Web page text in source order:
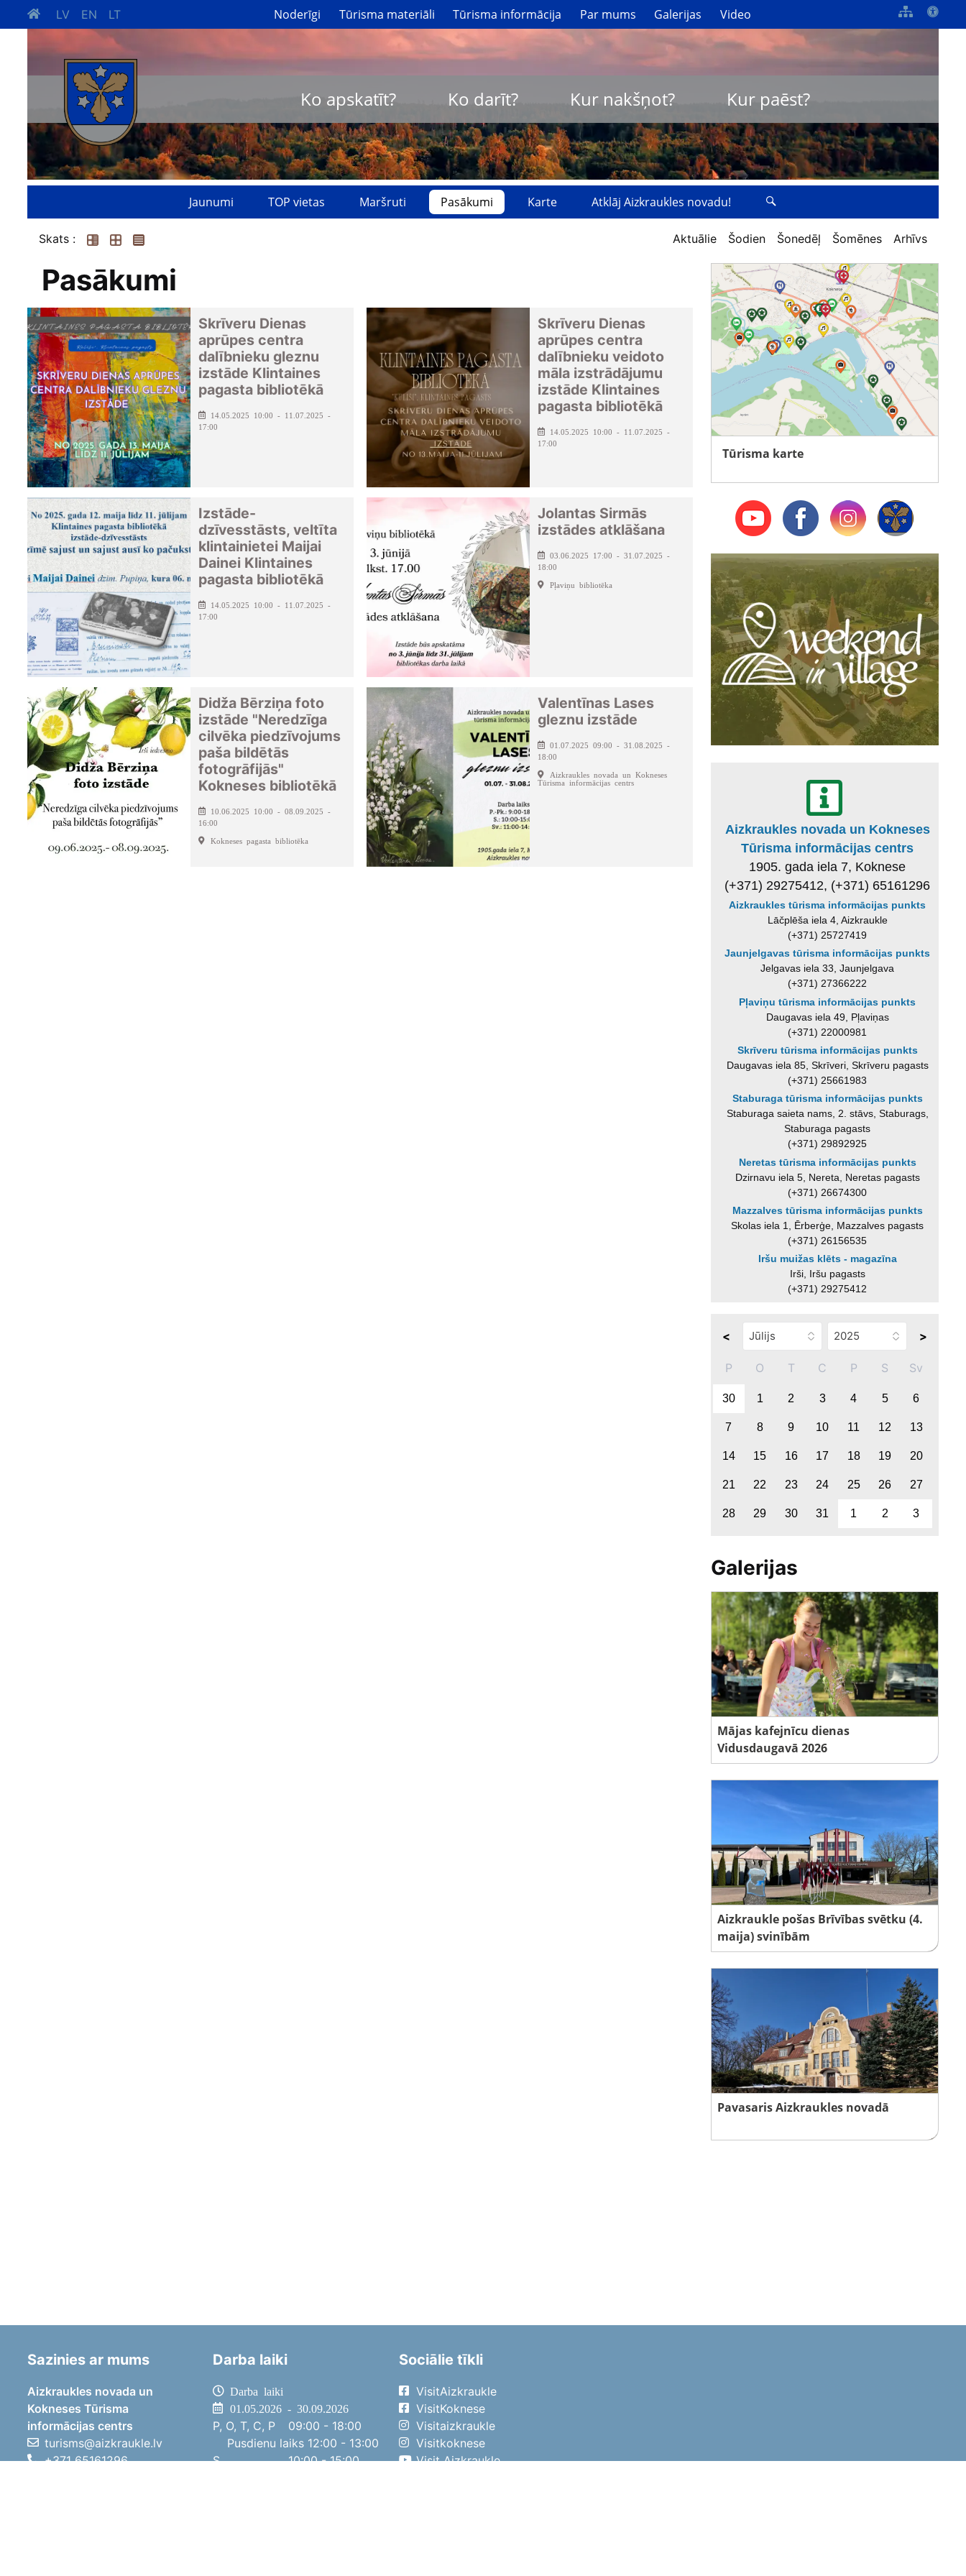
LV EN LT Noderīgi Tūrisma materiāli Tūrisma informācija Par mums Galerijas Video
Ko apskatīt? Ko darīt? Kur nakšņot? Kur paēst?
Jaunumi TOP vietas Maršruti Pasākumi Karte Atklāj Aizkraukles novadu!
Skats : Aktuālie Šodien Šonedēļ Šomēnes Arhīvs
Pasākumi
Skrīveru Dienas
aprūpes centra
dalībnieku gleznu
izstāde Klintaines
pagasta bibliotēkā
14.05.2025 10:00 - 11.07.2025 -
17:00
Skrīveru Dienas
aprūpes centra
dalībnieku veidoto
māla izstrādājumu
izstāde Klintaines
pagasta bibliotēkā
14.05.2025 10:00 - 11.07.2025 -
17:00
Izstāde-
dzīvesstāsts, veltīta
klintainietei Maijai
Dainei Klintaines
pagasta bibliotēkā
14.05.2025 10:00 - 11.07.2025 -
17:00
Jolantas Sirmās
izstādes atklāšana
03.06.2025 17:00 - 31.07.2025 -
18:00
Pļaviņu bibliotēka
Didža Bērziņa foto
izstāde "Neredzīga
cilvēka piedzīvojums
paša bildētās
fotogrāfijās"
Kokneses bibliotēkā
10.06.2025 10:00 - 08.09.2025 -
16:00
Kokneses pagasta bibliotēka
Valentīnas Lases
gleznu izstāde
01.07.2025 09:00 - 31.08.2025 -
18:00
Aizkraukles novada un Kokneses
Tūrisma informācijas centrs
Tūrisma karte
Aizkraukles novada un Kokneses
Tūrisma informācijas centrs
1905. gada iela 7, Koknese
(+371) 29275412, (+371) 65161296
Aizkraukles tūrisma informācijas punkts
Lāčplēša iela 4, Aizkraukle
(+371) 25727419
Jaunjelgavas tūrisma informācijas punkts
Jelgavas iela 33, Jaunjelgava
(+371) 27366222
Pļaviņu tūrisma informācijas punkts
Daugavas iela 49, Pļaviņas
(+371) 22000981
Skrīveru tūrisma informācijas punkts
Daugavas iela 85, Skrīveri, Skrīveru pagasts
(+371) 25661983
Staburaga tūrisma informācijas punkts
Staburaga saieta nams, 2. stāvs, Staburags,
Staburaga pagasts
(+371) 29892925
Neretas tūrisma informācijas punkts
Dzirnavu iela 5, Nereta, Neretas pagasts
(+371) 26674300
Mazzalves tūrisma informācijas punkts
Skolas iela 1, Ērberģe, Mazzalves pagasts
(+371) 26156535
Iršu muižas klēts - magazīna
Irši, Iršu pagasts
(+371) 29275412
< >
P O T C P S Sv
30 1 2 3 4 5 6
7 8 9 10 11 12 13
14 15 16 17 18 19 20
21 22 23 24 25 26 27
28 29 30 31 1 2 3
Galerijas
Mājas kafejnīcu dienas
Vidusdaugavā 2026
Aizkraukle pošas Brīvības svētku (4.
maija) svinībām
Pavasaris Aizkraukles novadā
Sazinies ar mums
Aizkraukles novada un
Kokneses Tūrisma
informācijas centrs
turisms@aizkraukle.lv
+371 65161296
Darba laiki
Darba laiki
01.05.2026 - 30.09.2026
P, O, T, C, P
09:00 - 18:00
Pusdienu laiks 12:00 - 13:00
S
10:00 - 15:00
Sociālie tīkli
VisitAizkraukle
VisitKoknese
Visitaizkraukle
Visitkoknese
Visit Aizkraukle